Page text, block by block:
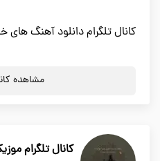
کانال تلگرام دانلود آهنگ
مشاهده
کانال تلگرام